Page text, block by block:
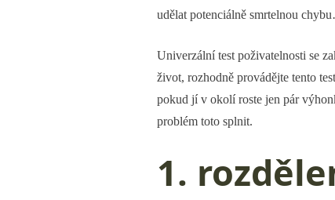
udělat potenciálně smrtelnou
Univerzální test poživatelnosti se
život, rozhodně provádějte tento
pokud jí v okolí roste jen pár
problém toto splnit.
1.